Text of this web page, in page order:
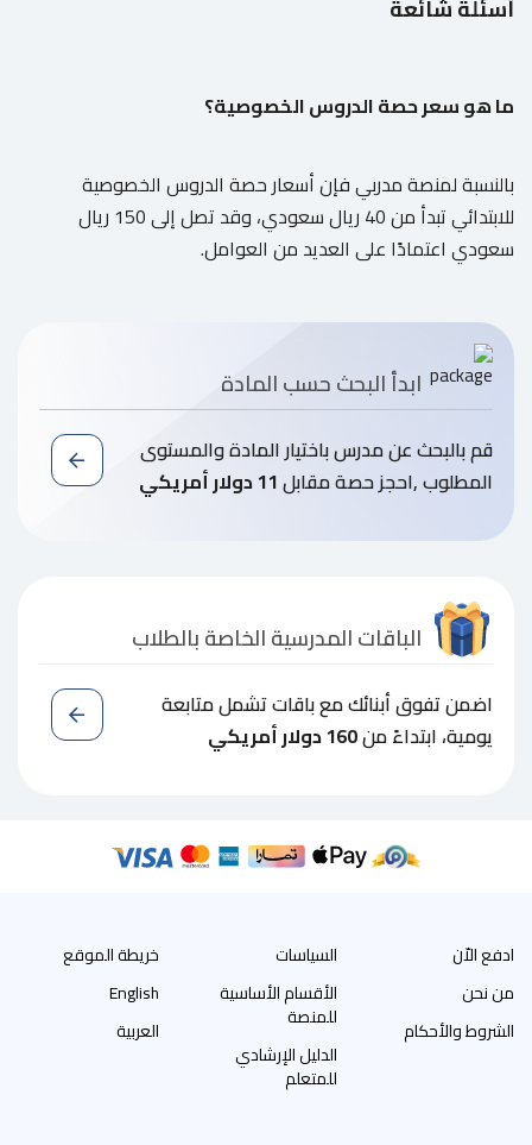
أسئلة شائعة
ما هو سعر حصة الدروس الخصوصية؟
بالنسبة لمنصة مدربي فإن أسعار حصة الدروس الخصوصية
للابتدائي تبدأ من 40 ريال سعودي، وقد تصل إلى 150 ريال
سعودي اعتمادًا على العديد من العوامل.
ابدأ البحث حسب المادة
قم بالبحث عن مدرس باختيار المادة والمستوى
المطلوب ,احجز حصة مقابل11 دولار أمريكي
الباقات المدرسية الخاصة بالطلاب
اضمن تفوق أبنائك مع باقات تشمل متابعة
يومية، ابتداءً من160 دولار أمريكي
ادفع الاّن
من نحن
الشروط والأحكام
السياسات
الأقسام الأساسية
للمنصة
الدليل الإرشادي
للمتعلم
خريطة الموقع
English
العربية